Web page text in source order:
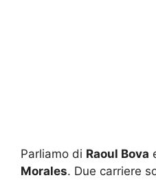
Parliamo di Raoul Bova
Morales. Due carriere